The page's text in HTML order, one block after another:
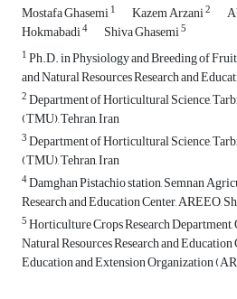
Mostafa Ghasemi1 Kazem Arzani2
Hokmabadi4 Shiva Ghasemi5
1Ph.D. in Physiology and Breeding of
and Natural Resources Research and
2Department of Horticultural Science,
(TMU), Tehran, Iran
3Department of Horticultural Science,
(TMU), Tehran, Iran
4Damghan Pistachio station, Semnan
Research and Education Center, AREEO,
5Horticulture Crops Research
Natural Resources Research and
Education and Extension Organization